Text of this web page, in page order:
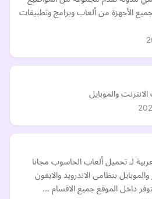
الأجهزة من ألعاب وبرامج وتطبيقات
والموبايل
لـ تحميل ألعاب الحاسوب مجانا
بنظامى الاندرويد والايفون
داخل الموقع جميع الاقسام …